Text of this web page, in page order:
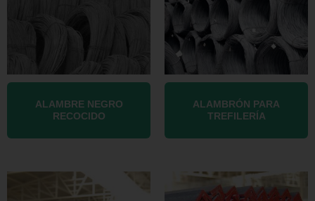
ALAMBRE NEGRO
RECOCIDO
ALAMBRÓN PARA
TREFILERÍA